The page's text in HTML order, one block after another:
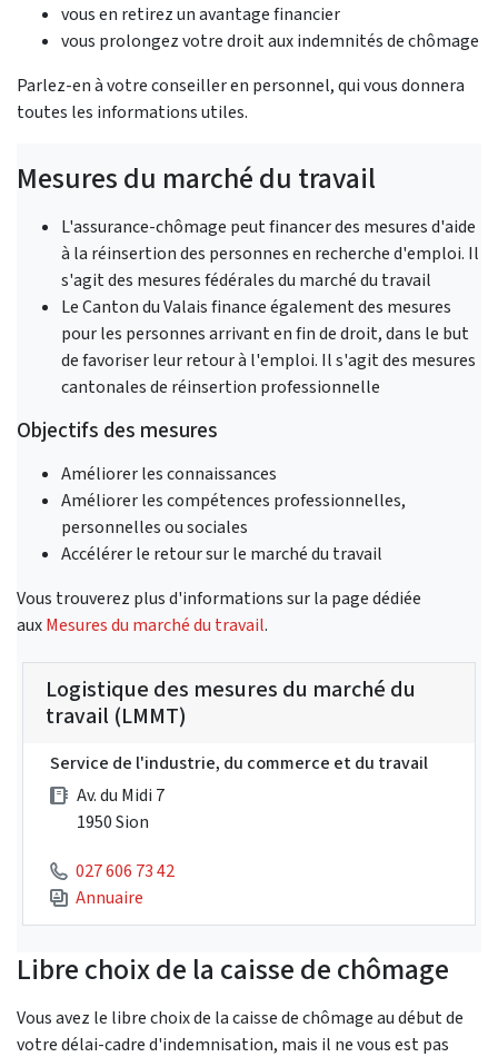
vous en retirez un avantage financier
vous prolongez votre droit aux indemnités de chômage
Parlez-en à votre conseiller en personnel, qui vous donnera
toutes les informations utiles.
Mesures du marché du travail
L'assurance-chômage peut financer des mesures d'aide
à la réinsertion des personnes en recherche d'emploi. Il
s'agit des mesures fédérales du marché du travail
Le Canton du Valais finance également des mesures
pour les personnes arrivant en fin de droit, dans le but
de favoriser leur retour à l'emploi. Il s'agit des mesures
cantonales de réinsertion professionnelle
Objectifs des mesures
Améliorer les connaissances
Améliorer les compétences professionnelles,
personnelles ou sociales
Accélérer le retour sur le marché du travail
Vous trouverez plus d'informations sur la page dédiée
auxMesures du marché du travail.
Logistique des mesures du marché du
travail (LMMT)
Service de l'industrie, du commerce et du travail
Av. du Midi 7
1950 Sion
027 606 73 42
Annuaire
Libre choix de la caisse de chômage
Vous avez le libre choix de la caisse de chômage au début de
votre délai-cadre d'indemnisation, mais il ne vous est pas